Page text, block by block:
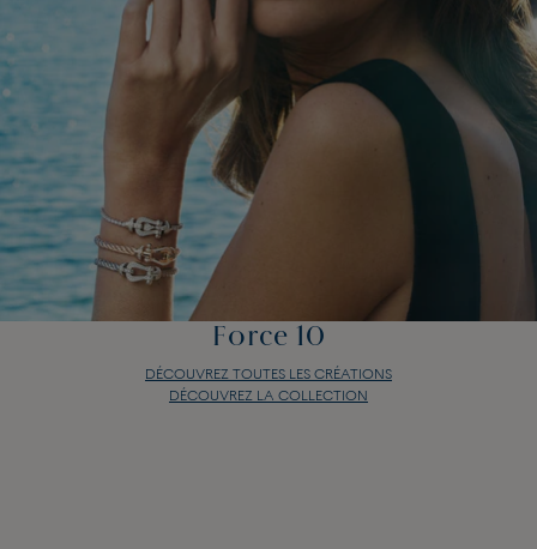
Force 10
DÉCOUVREZ TOUTES LES CRÉATIONS
DÉCOUVREZ LA COLLECTION